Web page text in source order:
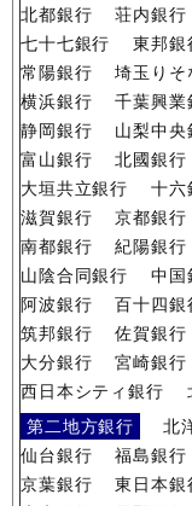
北都銀行
荘内銀行
七十七銀行
東邦銀
常陽銀行
埼玉りそ
横浜銀行
千葉興業
静岡銀行
山梨中央
富山銀行
北國銀行
大垣共立銀行
十六
滋賀銀行
京都銀行
南都銀行
紀陽銀行
山陰合同銀行
中国
阿波銀行
百十四銀
筑邦銀行
佐賀銀行
大分銀行
宮崎銀行
西日本シティ銀行
第二地方銀行
北
仙台銀行
福島銀行
京葉銀行
東日本銀